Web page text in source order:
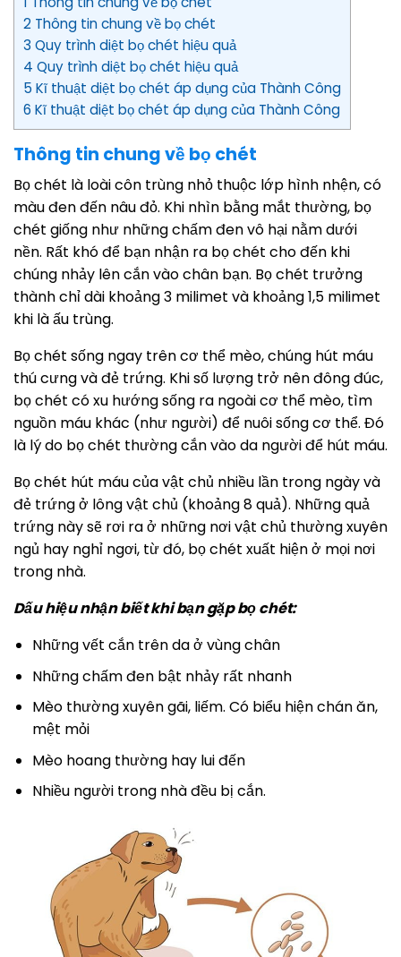
2 Thông tin chung về bọ chét
3 Quy trình diệt bọ chét hiệu quả
4 Quy trình diệt bọ chét hiệu quả
5 Kĩ thuật diệt bọ chét áp dụng của Thành Công
6 Kĩ thuật diệt bọ chét áp dụng của Thành Công
Thông tin chung về bọ chét
Bọ chét là loài côn trùng nhỏ thuộc lớp hình nhện, có
màu đen đến nâu đỏ. Khi nhìn bằng mắt thường, bọ
chét giống như những chấm đen vô hại nằm dưới
nền. Rất khó để bạn nhận ra bọ chét cho đến khi
chúng nhảy lên cắn vào chân bạn. Bọ chét trưởng
thành chỉ dài khoảng 3 milimet và khoảng 1,5 milimet
khi là ấu trùng.
Bọ chét sống ngay trên cơ thể mèo, chúng hút máu
thú cưng và đẻ trứng. Khi số lượng trở nên đông đúc,
bọ chét có xu hướng sống ra ngoài cơ thể mèo, tìm
nguồn máu khác (như người) để nuôi sống cơ thể. Đó
là lý do bọ chét thường cắn vào da người để hút máu.
Bọ chét hút máu của vật chủ nhiều lần trong ngày và
đẻ trứng ở lông vật chủ (khoảng 8 quả). Những quả
trứng này sẽ rơi ra ở những nơi vật chủ thường xuyên
ngủ hay nghỉ ngơi, từ đó, bọ chét xuất hiện ở mọi nơi
trong nhà.
Dấu hiệu nhận biết khi bạn gặp bọ chét:
Những vết cắn trên da ở vùng chân
Những chấm đen bật nhảy rất nhanh
Mèo thường xuyên gãi, liếm. Có biểu hiện chán ăn,
mệt mỏi
Mèo hoang thường hay lui đến
Nhiều người trong nhà đều bị cắn.